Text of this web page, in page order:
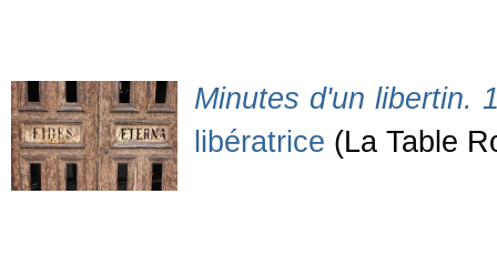
Minutes d'un libertin.
libératrice (La Table